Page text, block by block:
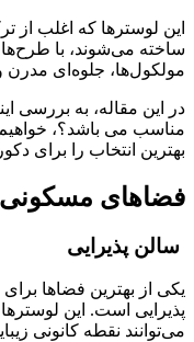
این لوسترها که اغلب از
ساخته می‌شوند، با
مولکول‌ها، جلوه‌ای
در این مقاله، به بررسی
مناسب می باشد؟،
بهترین انتخاب را برای
فضاهای مسکونی
سالن پذیرایی
یکی از بهترین فضاها
پذیرایی است. این
می‌توانند نقطه کانونی